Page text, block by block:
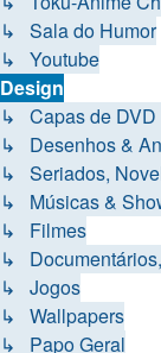
↳ Sala do Humor
↳ Youtube
Design
↳ Capas de DVD
↳ Desenhos &
↳ Seriados,
↳ Músicas &
↳ Filmes
↳
↳ Jogos
↳ Wallpapers
↳ Papo Geral